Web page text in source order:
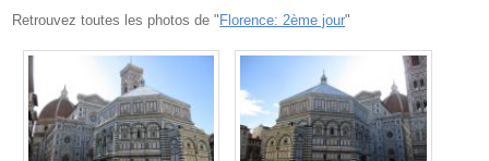
Retrouvez toutes les photos de " Florence: 2ème jour"